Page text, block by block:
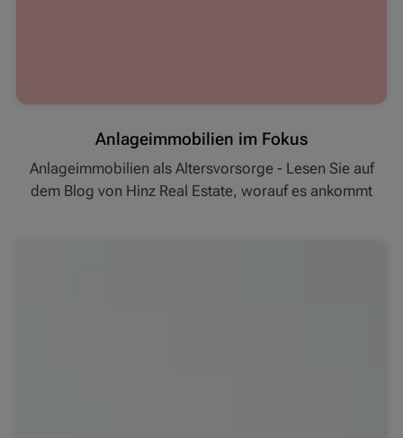
Anlageimmobilien im Fokus
Anlageimmobilien als Altersvorsorge - Lesen Sie auf
dem Blog von Hinz Real Estate, worauf es ankommt